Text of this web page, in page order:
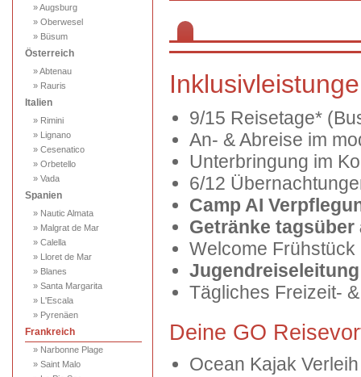
» Augsburg
» Oberwesel
» Büsum
Österreich
» Abtenau
» Rauris
Italien
» Rimini
» Lignano
» Cesenatico
» Orbetello
» Vada
Spanien
» Nautic Almata
» Malgrat de Mar
» Calella
» Lloret de Mar
» Blanes
» Santa Margarita
» L'Escala
» Pyrenäen
Frankreich
» Narbonne Plage
» Saint Malo
9/15 Reisetage*
An- & Abreise im
Unterbringung im
6/12
Camp AI
Getränke tagsüber
Welcome Frühstück
Tägliches Freizeit-
Deine GO
Ocean Kajak Verleih